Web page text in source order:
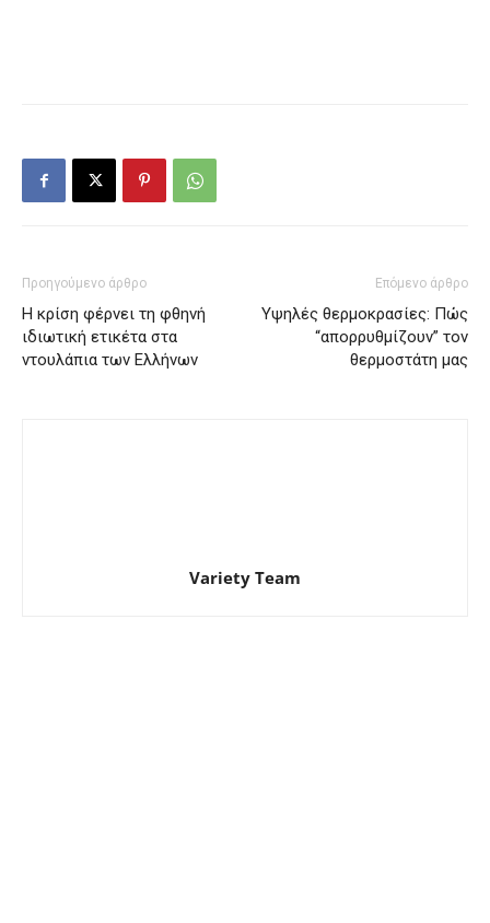
Προηγούμενο άρθρο
H κρίση φέρνει τη φθηνή
ιδιωτική ετικέτα στα
ντουλάπια των Ελλήνων
Επόμενο άρθρο
Υψηλές θερμοκρασίες: Πώς
“απορρυθμίζουν” τον
θερμοστάτη μας
Variety Team